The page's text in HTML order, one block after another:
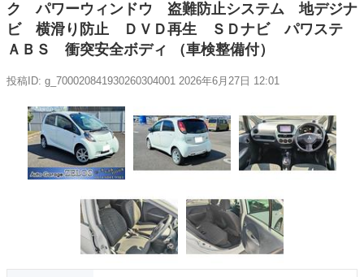
ク パワーウィンドウ 盗難防止システム 地デジナ
ビ 横滑り防止 ＤＶＤ再生 ＳＤナビ パワステ
ＡＢＳ 衝突安全ボディ （車検整備付）
投稿ID: g_700020841930260304001 2026年6月27日 12:01